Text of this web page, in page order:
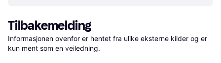
Tilbakemelding
Informasjonen ovenfor er hentet fra ulike eksterne kilder og er
kun ment som en veiledning.